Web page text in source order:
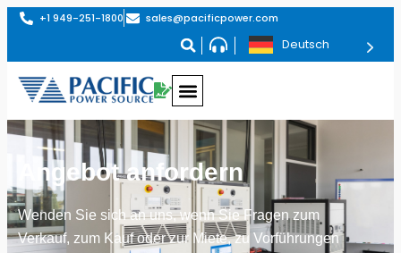
+1 949-251-1800 sales@pacificpower.com
Deutsch
Angebot anfordern
Wenden Sie sich an uns, wenn Sie Fragen zum
Verkauf, zum Kauf oder zur Miete, zu Vorführungen